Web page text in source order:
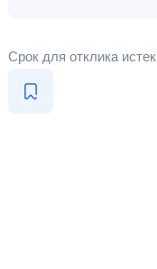
Срок для отклика истек